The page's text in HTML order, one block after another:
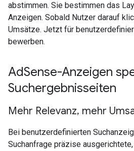
abstimmen. Sie bestimmen das
Anzeigen. Sobald Nutzer darauf
Umsätze. Jetzt für
bewerben.
AdSense-Anzeigen
Suchergebnisseiten
Mehr Relevanz, mehr
Bei benutzerdefinierten
Suchanfrage präzise